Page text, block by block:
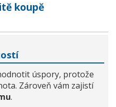
koupě
úspory, protože
Zároveň vám zajistí
.